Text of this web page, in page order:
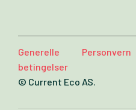
Generelle
betingelser
Personvern
© Current Eco AS.